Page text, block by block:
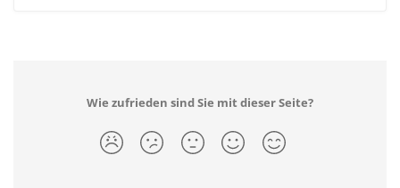
Wie zufrieden sind Sie mit dieser Seite?